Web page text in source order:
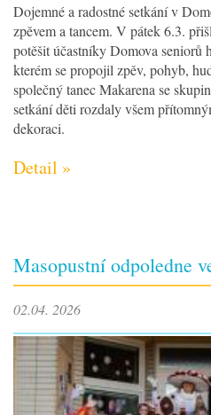
Dojemné a radostné setkání v
zpěvem a tancem. V pátek 6.3.
potěšit účastníky Domova seniorů
kterém se propojil zpěv, pohyb,
společný tanec Makarena se
setkání děti rozdaly všem
dekoraci.
Detail »
Masopustní odpoledne
02.04. 2026